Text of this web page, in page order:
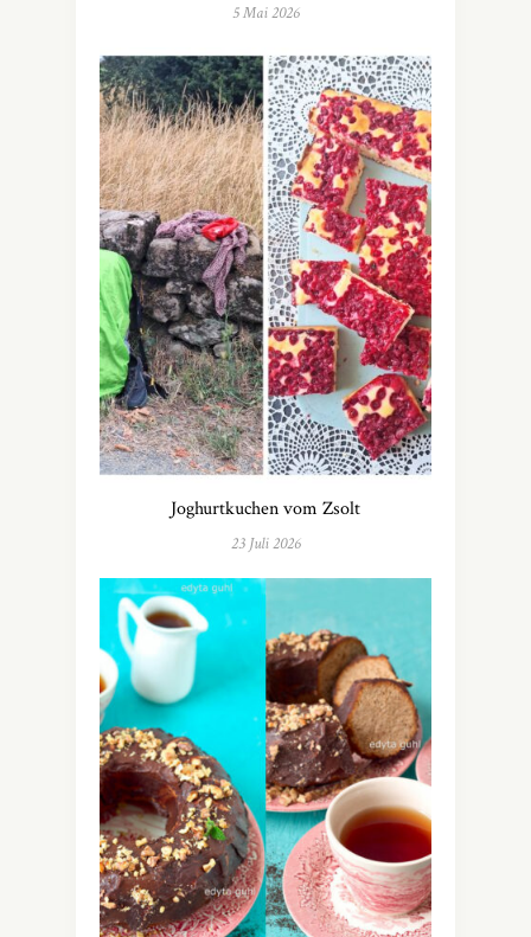
5 Mai 2026
Joghurtkuchen vom Zsolt
23 Juli 2026